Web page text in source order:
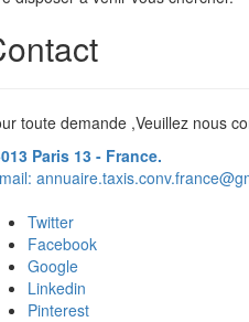
toute demande ,Veuillez nous
Paris 13 - France.
Twitter
Facebook
Google
Linkedin
Pinterest